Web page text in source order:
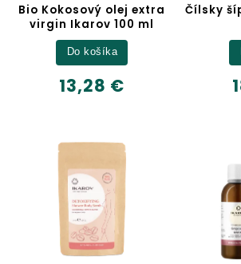
Bio Kokosový olej extra
virgin Ikarov 100 ml
13,28 €
Do košíka
Čílsky